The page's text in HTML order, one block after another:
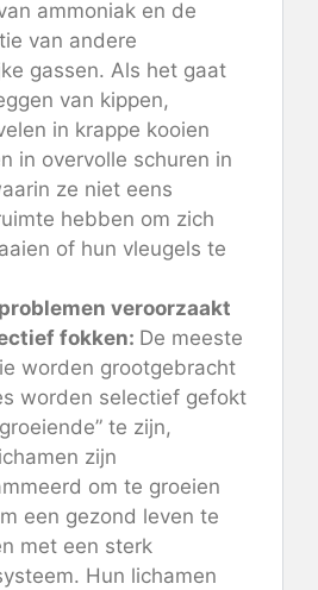
ammoniak en de
van andere
gassen. Als het gaat
van kippen,
in krappe kooien
in overvolle schuren in
ze niet eens
hebben om zich
of hun vleugels te
veroorzaakt
fokken: De meeste
worden grootgebracht
worden selectief gefokt
te zijn,
zijn
om te groeien
een ​​gezond leven te
met een sterk
Hun lichamen